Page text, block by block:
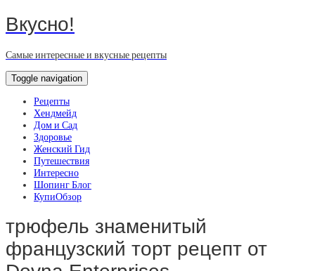
Вкусно!
Самые интересные и вкусные рецепты
Toggle navigation
Рецепты
Хендмейд
Дом и Сад
Здоровье
Женский Гид
Путешествия
Интересно
Шопинг Блог
КупиОбзор
трюфель знаменитый
французский торт рецепт от